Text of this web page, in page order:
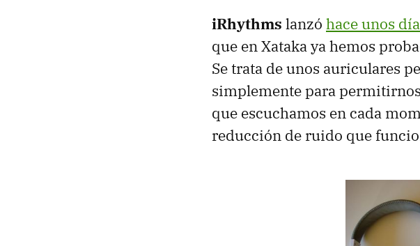
iRhythms lanzó hace unos
que en Xataka ya hemos
Se trata de unos auriculares
simplemente para
que escuchamos en cada
reducción de ruido que